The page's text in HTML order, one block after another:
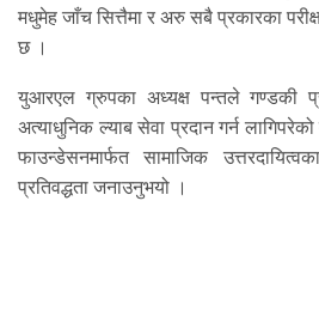
मधुमेह जाँच सित्तैमा र अरु सबै प्रकारका
छ ।
युआरएल ग्रुपका अध्यक्ष पन्तले गण्डकी
अत्याधुनिक ल्याब सेवा प्रदान गर्न
फाउन्डेसनमार्फत सामाजिक
प्रतिवद्धता जनाउनुभयो ।